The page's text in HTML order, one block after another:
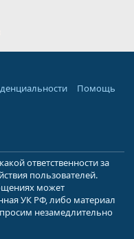
Помощь
ответственности за
пользователей.
может
УК РФ, либо материал
незамедлительно